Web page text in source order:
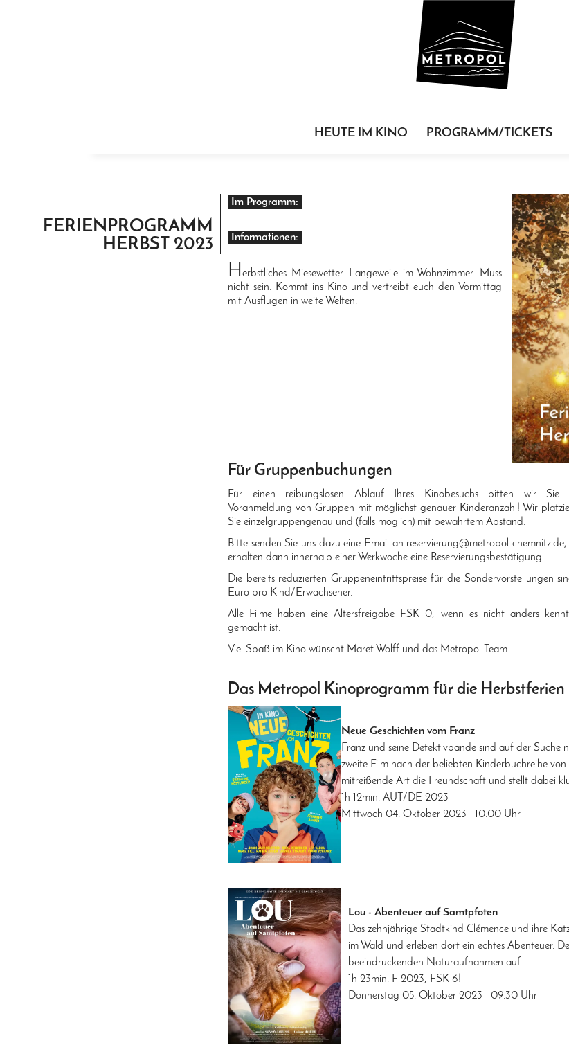
HEUTE IM KINO PROGRAMM/TICKETS
FERIENPROGRAMM
HERBST 2023
Im Programm:
Informationen:
Herbstliches Miesewetter. Langeweile im Wohnzimmer. Muss
nicht sein. Kommt ins Kino und vertreibt euch den Vormittag
mit Ausflügen in weite Welten.
Für Gruppenbuchungen
Für einen reibungslosen Ablauf Ihres Kinobesuchs bitten wir Sie
Voranmeldung von Gruppen mit möglichst genauer Kinderanzahl! Wir
Sie einzelgruppengenau und (falls möglich) mit bewährtem Abstand.
Bitte senden Sie uns dazu eine Email an reservierung@metropol-chemnitz.de,
erhalten dann innerhalb einer Werkwoche eine Reservierungsbestätigung.
Die bereits reduzierten Gruppeneintrittspreise für die Sondervorstellungen
Euro pro Kind/Erwachsener.
Alle Filme haben eine Altersfreigabe FSK 0, wenn es nicht anders
gemacht ist.
Viel Spaß im Kino wünscht Maret Wolff und das Metropol Team
Das Metropol Kinoprogramm für die Herbstferien
Neue Geschichten vom Franz
Franz und seine Detektivbande sind auf der Suche
zweite Film nach der beliebten Kinderbuchreihe
mitreißende Art die Freundschaft und stellt dabei
1h 12min. AUT/DE 2023
Mittwoch 04. Oktober 2023 10.00 Uhr
Lou - Abenteuer auf Samtpfoten
Das zehnjährige Stadtkind Clémence und ihre
im Wald und erleben dort ein echtes Abenteuer.
beeindruckenden Naturaufnahmen auf.
1h 23min. F 2023, FSK 6!
Donnerstag 05. Oktober 2023 09.30 Uhr